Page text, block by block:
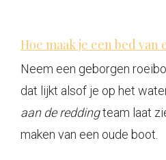
Hoe maak je een bed van
Neem een ​​geborgen
dat lijkt alsof je op het
aan de reddingteam laat
maken van een oude boot.